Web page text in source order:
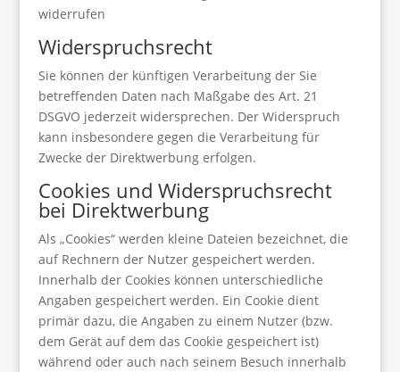
widerrufen
Widerspruchsrecht
Sie können der künftigen Verarbeitung der Sie
betreffenden Daten nach Maßgabe des Art. 21
DSGVO jederzeit widersprechen. Der Widerspruch
kann insbesondere gegen die Verarbeitung für
Zwecke der Direktwerbung erfolgen.
Cookies und Widerspruchsrecht
bei Direktwerbung
Als „Cookies“ werden kleine Dateien bezeichnet, die
auf Rechnern der Nutzer gespeichert werden.
Innerhalb der Cookies können unterschiedliche
Angaben gespeichert werden. Ein Cookie dient
primär dazu, die Angaben zu einem Nutzer (bzw.
dem Gerät auf dem das Cookie gespeichert ist)
während oder auch nach seinem Besuch innerhalb